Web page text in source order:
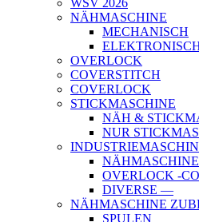
WSV 2026
NÄHMASCHINE
MECHANISCH
OVERLOCK
COVERSTITCH
COVERLOCK
STICKMASCHINE
NÄH &
NUR
OVERLOCK -
DIVERSE —
NÄHMASCHINE
SPULEN